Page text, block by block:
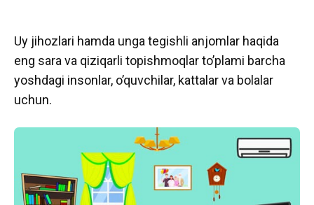
Uy jihozlari hamda unga tegishli anjomlar haqida
eng sara va qiziqarli topishmoqlar to’plami barcha
yoshdagi insonlar, o’quvchilar, kattalar va bolalar
uchun.